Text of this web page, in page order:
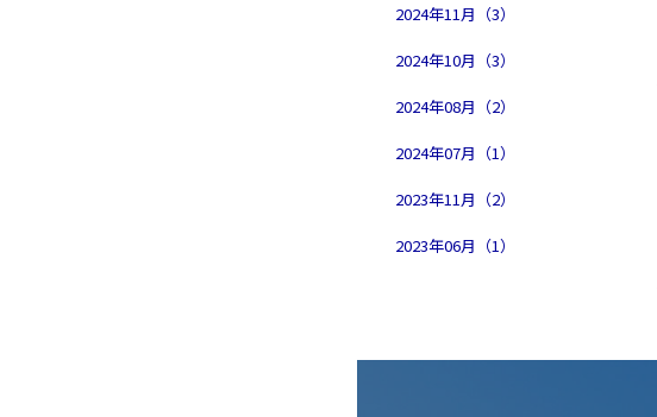
2024年11月（3）
2024年10月（3）
2024年08月（2）
2024年07月（1）
2023年11月（2）
2023年06月（1）